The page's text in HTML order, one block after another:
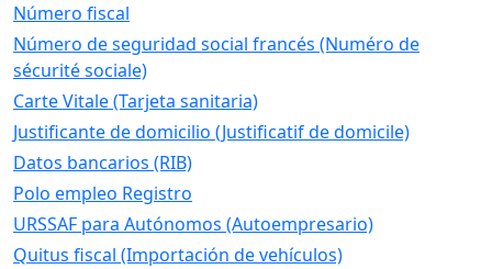
Número fiscal
Número de seguridad social francés (Numéro de
sécurité sociale)
Carte Vitale (Tarjeta sanitaria)
Justificante de domicilio (Justificatif de domicile)
Datos bancarios (RIB)
Polo empleo Registro
URSSAF para Autónomos (Autoempresario)
Quitus fiscal (Importación de vehículos)